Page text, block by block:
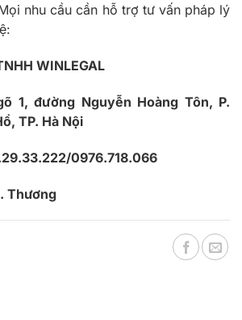
nhu cầu cần hỗ trợ tư vấn pháp lý
WINLEGAL
1, đường Nguyễn Hoàng Tôn, P.
TP. Hà Nội
0976.718.066
Thương